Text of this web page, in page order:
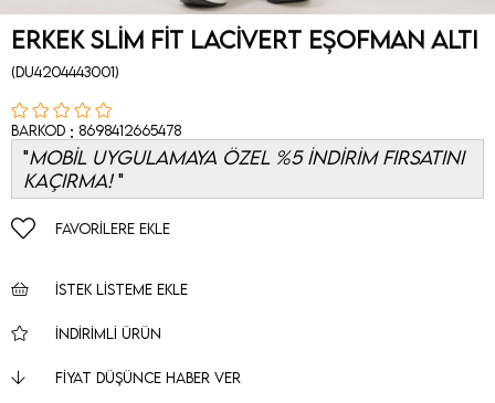
Erkek Slim Fit Lacivert Eşofman Altı
(DU4204443001)
Barkod : 8698412665478
MOBİL UYGULAMAYA ÖZEL %5 İNDİRİM FIRSATINI
KAÇIRMA!
FAVORILERE EKLE
İSTEK LISTEME EKLE
İNDIRIMLI ÜRÜN
FIYAT DÜŞÜNCE HABER VER